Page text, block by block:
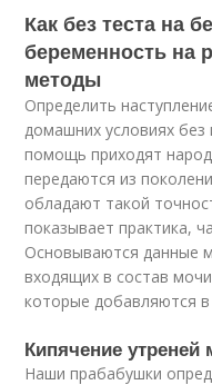
Как без теста на
беременность на
методы
Определить
домашних условиях без
помощь приходят
передаются из
обладают такой
показывает практика,
Основываются данные
входящих в состав
которые добавляются
Кипячение утреней
Наши прабабушки